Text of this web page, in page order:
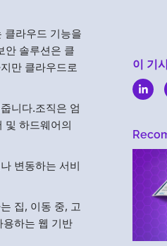
클라우드 기능을
안 솔루션은 클
만 클라우드로
니다.조직은 엄
및 하드웨어의
변동하는 서비
집, 이동 중, 고
하는 웹 기반
이 기